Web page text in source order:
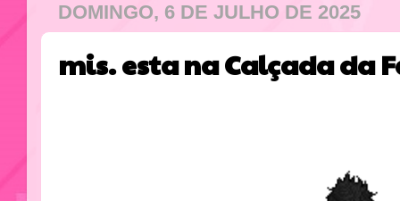
DOMINGO, 6 DE JULHO DE 2025
mis. esta na Calçada da